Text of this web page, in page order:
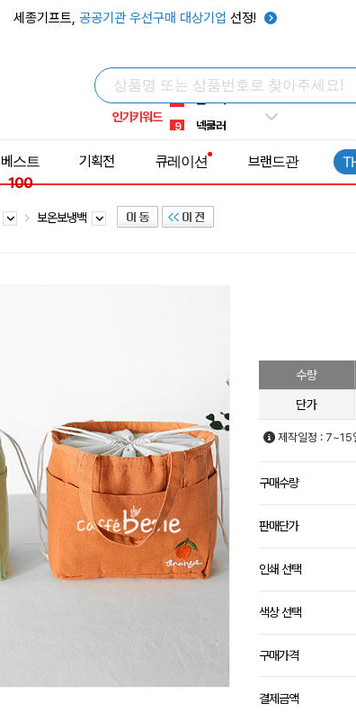
세종기프트, 공공기관 우선구매 대상기업 선정!
인기키워드
5 키캡
8 쿨토시
9 넥쿨러
1 선풍기
베스트
100
기획전 큐레이션 브랜드관
보온보냉백
수량
단가
제작일정 : 7~15
구매수량
판매단가
인쇄 선택
색상 선택
구매가격
결제금액